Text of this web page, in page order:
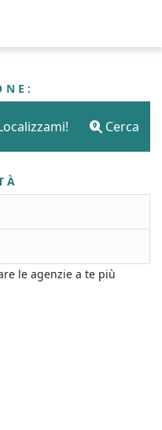
ANDRIA-TRANI Cerca
le agenzie a te più